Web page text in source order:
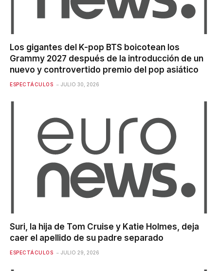
Los gigantes del K-pop BTS boicotean los
Grammy 2027 después de la introducción de un
nuevo y controvertido premio del pop asiático
ESPECTÁCULOS JULIO 30, 2026
Suri, la hija de Tom Cruise y Katie Holmes, deja
caer el apellido de su padre separado
ESPECTÁCULOS JULIO 29, 2026